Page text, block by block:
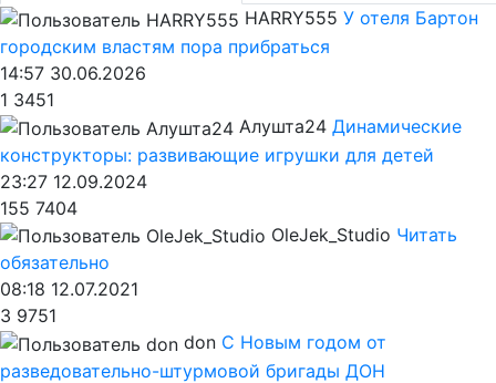
HARRY555 У отеля Бартон
городским властям пора прибраться
14:57 30.06.2026
1 3451
Алушта24 Динамические
конструкторы: развивающие игрушки для детей
23:27 12.09.2024
155 7404
OleJek_Studio Читать
обязательно
08:18 12.07.2021
3 9751
don С Новым годом от
разведовательно-штурмовой бригады ДОН